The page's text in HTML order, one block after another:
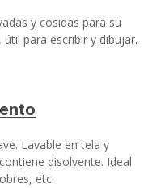
y cosidas para su
para escribir y dibujar.
Lavable en tela y
disolvente. Ideal
etc.